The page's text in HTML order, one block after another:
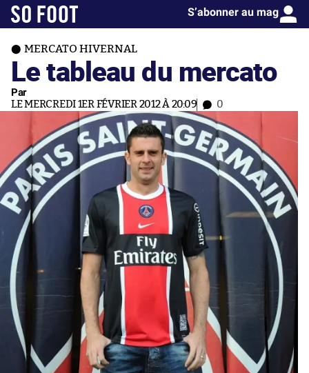
S’abonner au mag
MERCATO HIVERNAL
Le tableau du mercato
Par
LE MERCREDI 1ER FÉVRIER 2012 À 20:09 0